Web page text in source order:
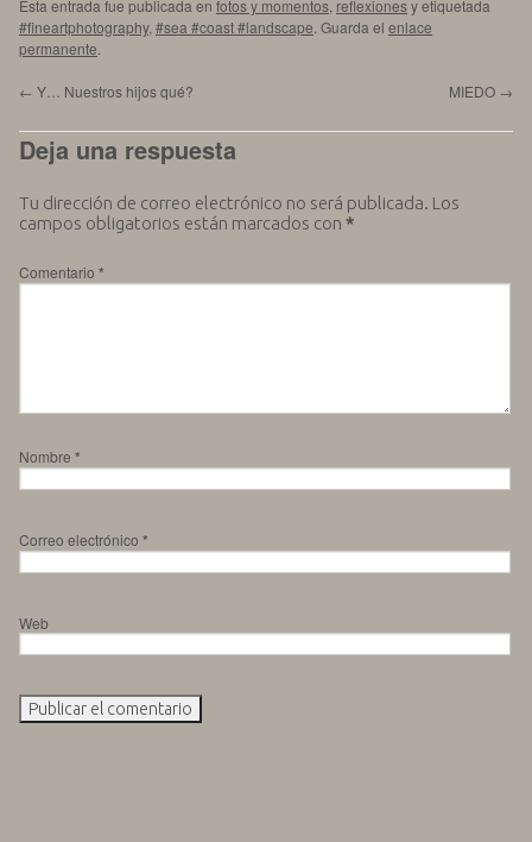
Esta entrada fue publicada en fotos y momentos reflexionesy etiquetada
#fineartphotography, #sea #coast #landscape . Guarda el enlace
permanente
← Y… Nuestros hijos qué? MIEDO →
Deja una respuesta
Tu dirección de correo electrónico no será publicada. Los
campos obligatorios están marcados con *
Comentario *
Nombre *
Correo electrónico *
Web